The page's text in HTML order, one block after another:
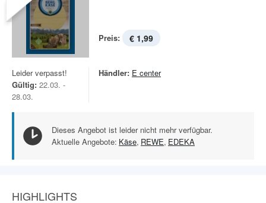
Preis: € 1,99
Leider verpasst!
Gültig: 22.03. -
28.03.
Händler: E center
Dieses Angebot ist leider nicht mehr verfügbar.
Aktuelle Angebote: Käse, REWE, EDEKA
HIGHLIGHTS